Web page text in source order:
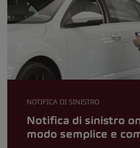
NOTIFICA DI SINISTRO
Notifica di sinistro
modo semplice e